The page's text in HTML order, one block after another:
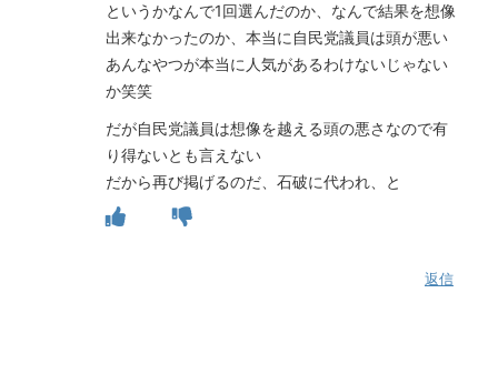
というかなんで1回選んだのか、なんで結果を想像
出来なかったのか、本当に自民党議員は頭が悪い
あんなやつが本当に人気があるわけないじゃない
か笑笑
だが自民党議員は想像を越える頭の悪さなので有
り得ないとも言えない
だから再び掲げるのだ、石破に代われ、と
返信